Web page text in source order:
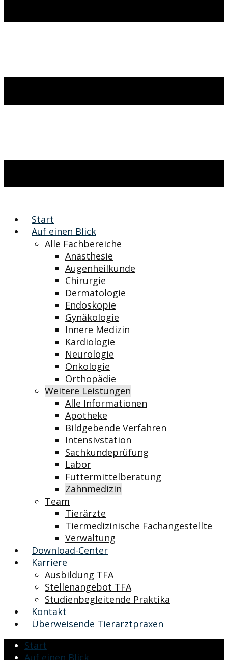
Start
Auf einen Blick
Alle Fachbereiche
Anästhesie
Augenheilkunde
Chirurgie
Dermatologie
Endoskopie
Gynäkologie
Innere Medizin
Kardiologie
Neurologie
Onkologie
Orthopädie
Weitere Leistungen
Alle Informationen
Apotheke
Bildgebende Verfahren
Intensivstation
Sachkundeprüfung
Labor
Futtermittelberatung
Zahnmedizin
Team
Tierärzte
Tiermedizinische Fachangestellte
Verwaltung
Download-Center
Karriere
Ausbildung TFA
Stellenangebot TFA
Studienbegleitende Praktika
Kontakt
Überweisende Tierarztpraxen
Start
Auf einen Blick